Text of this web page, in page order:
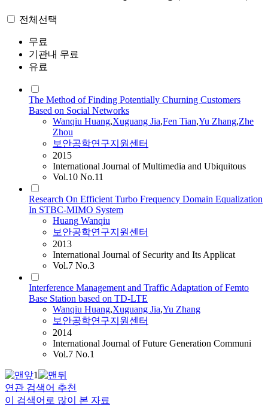
전체선택
무료
기관내 무료
유료
The Method of Finding Potentially Churning Customers
Based on Social Networks
Wanqiu Huang,Xuguang Jia,Fen Tian,Yu Zhang,Zhe
Zhou
보안공학연구지원센터
2015
International Journal of Multimedia and Ubiquitous
Vol.10 No.11
Research On Efficient Turbo Frequency Domain Equalization
In STBC-MIMO System
Huang Wanqiu
보안공학연구지원센터
2013
International Journal of Security and Its Applicat
Vol.7 No.3
Interference Management and Traffic Adaptation of Femto
Base Station based on TD-LTE
Wanqiu Huang,Xuguang Jia,Yu Zhang
보안공학연구지원센터
2014
International Journal of Future Generation Communi
Vol.7 No.1
1
연관 검색어 추천
이 검색어로 많이 본 자료